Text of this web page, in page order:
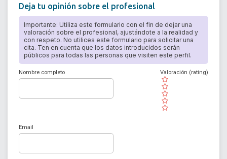
Deja tu opinión sobre el profesional
Importante: Utiliza este formulario con el fin de dejar una
valoración sobre el profesional, ajustándote a la realidad y
con respeto. No utilices este formulario para solicitar una
cita. Ten en cuenta que los datos introducidos serán
públicos para todas las personas que visiten este perfil.
Nombre completo
( )
( )
( )
( )
( )
Valoración (rating)
Email